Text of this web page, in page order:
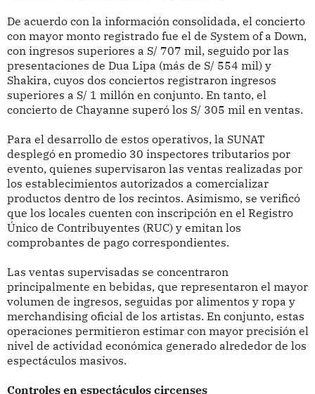
De acuerdo con la información consolidada, el concierto
con mayor monto registrado fue el de System of a Down,
con ingresos superiores a S/ 707 mil, seguido por las
presentaciones de Dua Lipa (más de S/ 554 mil) y
Shakira, cuyos dos conciertos registraron ingresos
superiores a S/ 1 millón en conjunto. En tanto, el
concierto de Chayanne superó los S/ 305 mil en ventas.
Para el desarrollo de estos operativos, la SUNAT
desplegó en promedio 30 inspectores tributarios por
evento, quienes supervisaron las ventas realizadas por
los establecimientos autorizados a comercializar
productos dentro de los recintos. Asimismo, se verificó
que los locales cuenten con inscripción en el Registro
Único de Contribuyentes (RUC) y emitan los
comprobantes de pago correspondientes.
Las ventas supervisadas se concentraron
principalmente en bebidas, que representaron el mayor
volumen de ingresos, seguidas por alimentos y ropa y
merchandising oficial de los artistas. En conjunto, estas
operaciones permitieron estimar con mayor precisión el
nivel de actividad económica generado alrededor de los
espectáculos masivos.
Controles en espectáculos circenses